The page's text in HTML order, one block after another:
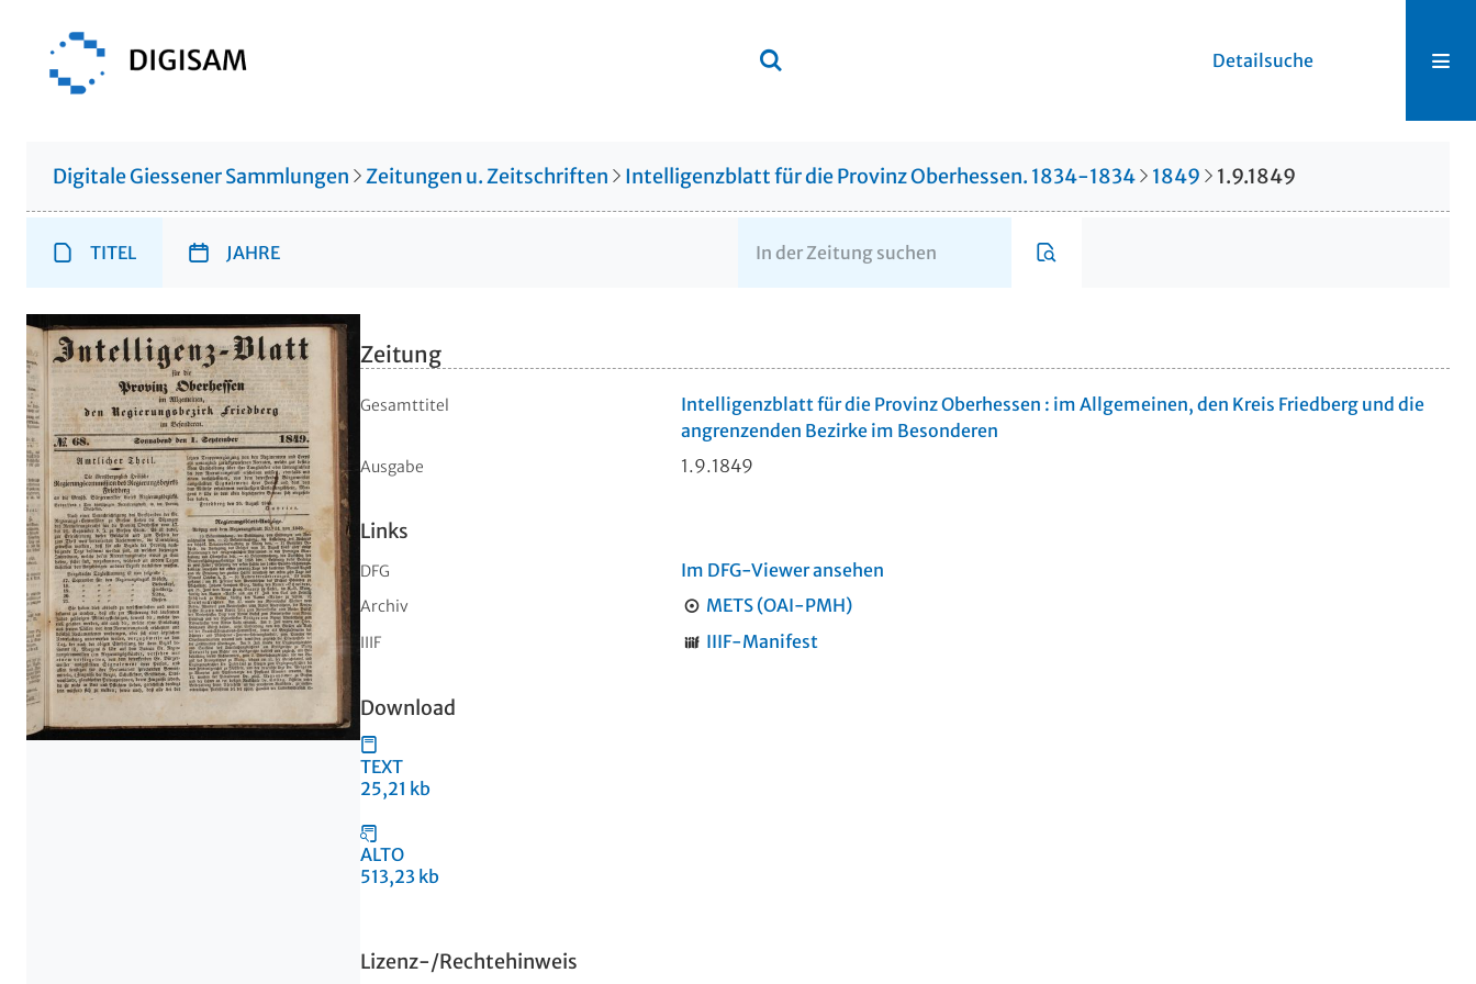
Detailsuche
Digitale Giessener Sammlungen Zeitungen u. Zeitschriften Intelligenzblatt für die Provinz Oberhessen. 1834-1834 1849 1.9.1849
TITEL JAHRE
Zeitung
Gesamttitel
Intelligenzblatt für die Provinz Oberhessen : im Allgemeinen, den Kreis Friedberg und die
angrenzenden Bezirke im Besonderen
Ausgabe 1.9.1849
Links
DFG Im DFG-Viewer ansehen
Archiv METS (OAI-PMH)
IIIF IIIF-Manifest
Download
TEXT
25,21 kb
ALTO
513,23 kb
Lizenz-/Rechtehinweis